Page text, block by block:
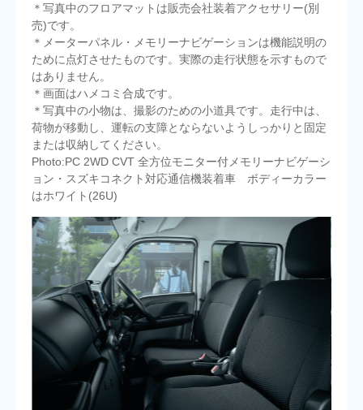
＊写真中のフロアマットは販売会社装着アクセサリー(別
売)です。
＊メーターパネル・メモリーナビゲーションは機能説明の
ために点灯させたものです。実際の走行状態を示すもので
はありません。
＊画面はハメコミ合成です。
＊写真中の小物は、撮影のための小道具です。走行中は、
荷物が移動し、運転の支障とならないようしっかりと固定
または収納してください。
Photo:PC 2WD CVT 全方位モニター付メモリーナビゲーシ
ョン・スズキコネクト対応通信機装着車 ボディーカラー
はホワイト(26U)